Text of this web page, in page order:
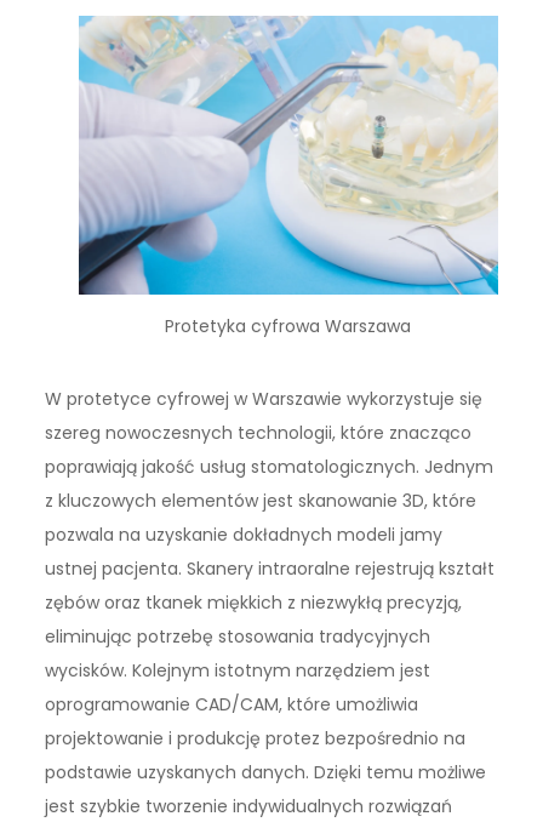
Protetyka cyfrowa Warszawa
W protetyce cyfrowej w Warszawie wykorzystuje się
szereg nowoczesnych technologii, które znacząco
poprawiają jakość usług stomatologicznych. Jednym
z kluczowych elementów jest skanowanie 3D, które
pozwala na uzyskanie dokładnych modeli jamy
ustnej pacjenta. Skanery intraoralne rejestrują kształt
zębów oraz tkanek miękkich z niezwykłą precyzją,
eliminując potrzebę stosowania tradycyjnych
wycisków. Kolejnym istotnym narzędziem jest
oprogramowanie CAD/CAM, które umożliwia
projektowanie i produkcję protez bezpośrednio na
podstawie uzyskanych danych. Dzięki temu możliwe
jest szybkie tworzenie indywidualnych rozwiązań